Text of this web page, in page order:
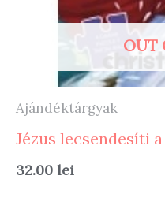
OUT
Ajándéktárgyak
Jézus lecsendesíti
32.00 lei